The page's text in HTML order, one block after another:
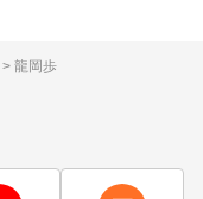
龍岡歩